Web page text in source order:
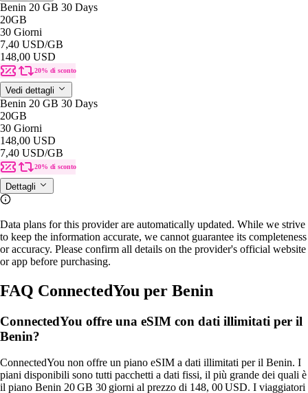
Benin 20 GB 30 Days
20GB
30 Giorni
7,40 USD/GB
148,00 USD
20% di sconto
Vedi dettagli
Benin 20 GB 30 Days
20GB
30 Giorni
148,00 USD
7,40 USD/GB
20% di sconto
Dettagli
Data plans for this provider are automatically updated. While we strive
to keep the information accurate, we cannot guarantee its completeness
or accuracy. Please confirm all details on the provider's official website
or app before purchasing.
FAQ ConnectedYou per Benin
ConnectedYou offre una eSIM con dati illimitati per il
Benin?
ConnectedYou non offre un piano eSIM a dati illimitati per il Benin. I
piani disponibili sono tutti pacchetti a dati fissi, il più grande dei quali è
il piano Benin 20 GB 30 giorni al prezzo di 148, 00 USD. I viaggiatori